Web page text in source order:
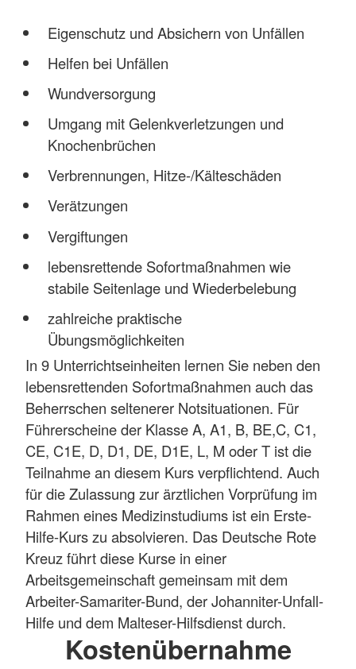
Eigenschutz und Absichern von Unfällen
Helfen bei Unfällen
Wundversorgung
Umgang mit Gelenkverletzungen und
Knochenbrüchen
Verbrennungen, Hitze-/Kälteschäden
Verätzungen
Vergiftungen
lebensrettende Sofortmaßnahmen wie
stabile Seitenlage und Wiederbelebung
zahlreiche praktische
Übungsmöglichkeiten
In 9 Unterrichtseinheiten lernen Sie neben den
lebensrettenden Sofortmaßnahmen auch das
Beherrschen seltenerer Notsituationen. Für
Führerscheine der Klasse A, A1, B, BE,C, C1,
CE, C1E, D, D1, DE, D1E, L, M oder T ist die
Teilnahme an diesem Kurs verpflichtend. Auch
für die Zulassung zur ärztlichen Vorprüfung im
Rahmen eines Medizinstudiums ist ein Erste-
Hilfe-Kurs zu absolvieren. Das Deutsche Rote
Kreuz führt diese Kurse in einer
Arbeitsgemeinschaft gemeinsam mit dem
Arbeiter-Samariter-Bund, der Johanniter-Unfall-
Hilfe und dem Malteser-Hilfsdienst durch.
Kostenübernahme